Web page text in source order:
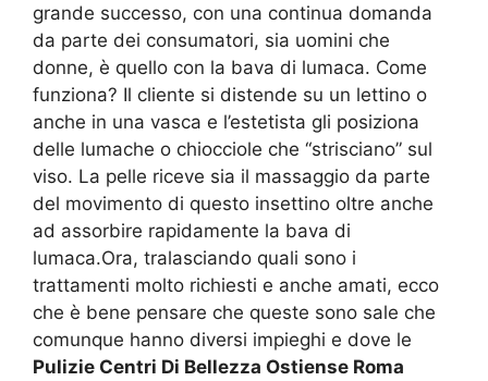
grande successo, con una continua domanda
da parte dei consumatori, sia uomini che
donne, è quello con la bava di lumaca. Come
funziona? Il cliente si distende su un lettino o
anche in una vasca e l’estetista gli posiziona
delle lumache o chiocciole che “strisciano” sul
viso. La pelle riceve sia il massaggio da parte
del movimento di questo insettino oltre anche
ad assorbire rapidamente la bava di
lumaca.Ora, tralasciando quali sono i
trattamenti molto richiesti e anche amati, ecco
che è bene pensare che queste sono sale che
comunque hanno diversi impieghi e dove le
Pulizie Centri Di Bellezza Ostiense Roma